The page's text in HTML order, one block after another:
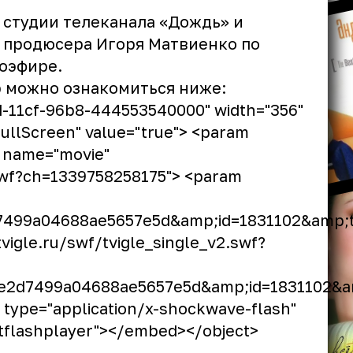
телеканала «Дождь» и
Игоря Матвиенко по
ознакомиться ниже:
11cf-96b8-444553540000" width="356"
value="true"> <param
<param
swf/tvigle_single_v2.swf?
x-shockwave-flash"
embed></object>